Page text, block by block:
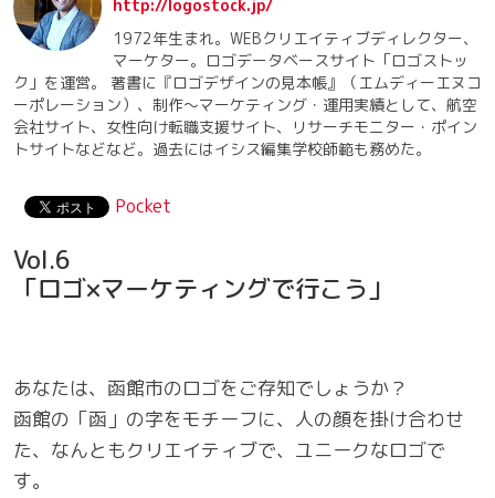
http://logostock.jp/
1972年生まれ。WEBクリエイティブディレクター、
マーケター。ロゴデータベースサイト「ロゴストッ
ク」を運営。 著書に『ロゴデザインの見本帳』（エムディーエヌコ
ーポレーション）、制作〜マーケティング・運用実績として、航空
会社サイト、女性向け転職支援サイト、リサーチモニター・ポイン
トサイトなどなど。過去にはイシス編集学校師範も務めた。
Pocket
Vol.6
「ロゴ×マーケティングで行こう」
あなたは、函館市のロゴをご存知でしょうか？
函館の「函」の字をモチーフに、人の顔を掛け合わせ
た、なんともクリエイティブで、ユニークなロゴで
す。